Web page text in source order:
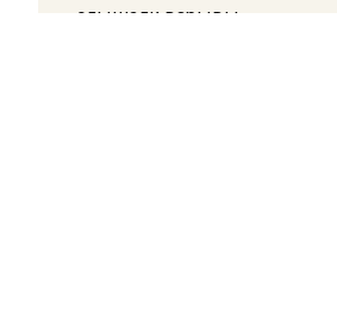
слышали взрывы